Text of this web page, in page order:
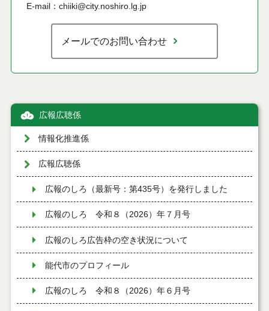
E-mail：chiiki@city.noshiro.lg.jp
メールでのお問い合わせ
広報広聴係
情報化推進係
広報広聴係
広報のしろ（最新号：第435号）を発行しました
広報のしろ 令和８（2026）年７月号
広報のしろ広告枠の空き状況について
能代市のプロフィール
広報のしろ 令和８（2026）年６月号